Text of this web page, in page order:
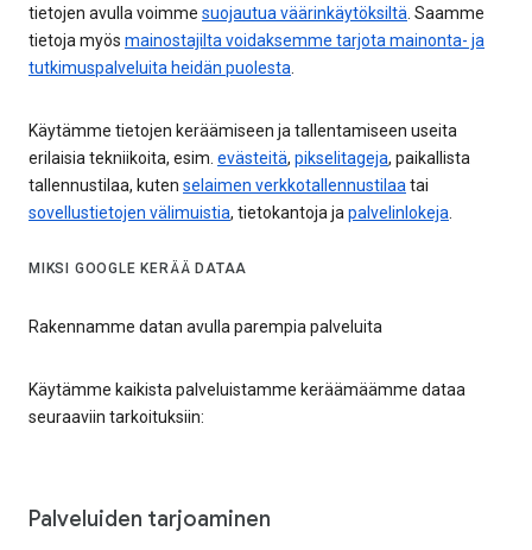
tietojen avulla voimme suojautua väärinkäytöksiltä. Saamme
tietoja myös mainostajilta voidaksemme tarjota mainonta- ja
tutkimuspalveluita heidän puolesta.
Käytämme tietojen keräämiseen ja tallentamiseen useita
erilaisia tekniikoita, esim. evästeitä, pikselitageja, paikallista
tallennustilaa, kuten selaimen verkkotallennustilaatai
sovellustietojen välimuistia, tietokantoja japalvelinlokeja.
MIKSI GOOGLE KERÄÄ DATAA
Rakennamme datan avulla parempia palveluita
Käytämme kaikista palveluistamme keräämäämme dataa
seuraaviin tarkoituksiin:
Palveluiden tarjoaminen